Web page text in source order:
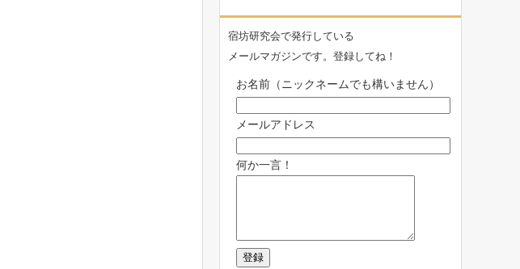
宿坊研究会で発行している
メールマガジンです。登録してね！
お名前（ニックネームでも構いません）
メールアドレス
何か一言！